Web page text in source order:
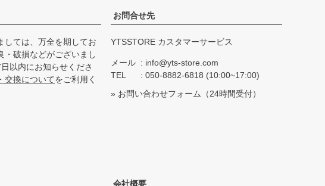
しては、万全を期してお
・破損などがございまし
以内にお知らせくださ
交換についてをご利用く
お問合せ先
YTSSTORE カスタマーサービス
メール
info@yts-store.com
TEL
050-8882-6818 (10:00~17:00)
» お問い合わせフォーム （24時間受付）
会社概要